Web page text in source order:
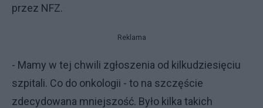
przez NFZ.
Reklama
- Mamy w tej chwili zgłoszenia od kilkudziesięciu
szpitali. Co do onkologii - to na szczęście
zdecydowana mniejszość. Było kilka takich